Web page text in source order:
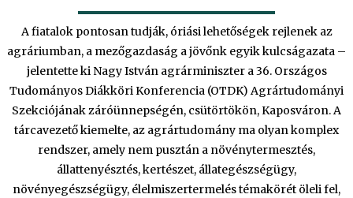
A fiatalok pontosan tudják, óriási lehetőségek rejlenek az
agráriumban, a mezőgazdaság a jövőnk egyik kulcságazata –
jelentette ki Nagy István agrárminiszter a 36. Országos
Tudományos Diákköri Konferencia (OTDK) Agrártudományi
Szekciójának záróünnepségén, csütörtökön, Kaposváron. A
tárcavezető kiemelte, az agrártudomány ma olyan komplex
rendszer, amely nem pusztán a növénytermesztés,
állattenyésztés, kertészet, állategészségügy,
növényegészségügy, élelmiszertermelés témakörét öleli fel,